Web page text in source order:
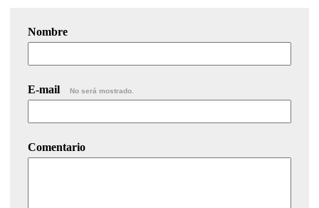
Nombre
E-mail No será mostrado.
Comentario